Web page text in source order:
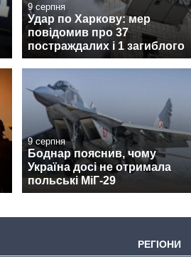
9 серпня
Удар по Харкову: мер
повідомив про 37
постраждалих і 1 загиблого
9 серпня
Боднар пояснив, чому
Україна досі не отримала
польські МіГ-29
РЕГІОНИ